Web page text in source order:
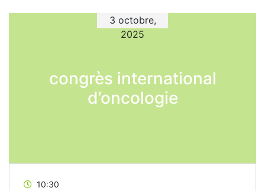
3 octobre,
2025
congrès international
d’oncologie
10:30